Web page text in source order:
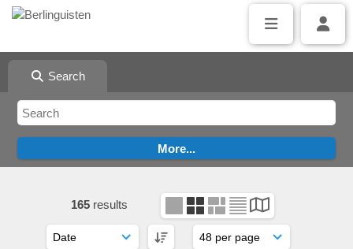
Search
165 results